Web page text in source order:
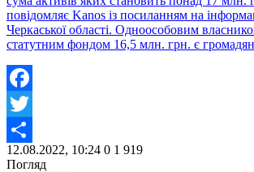
повідомляє Kanos із посиланням на
Черкаської області. Одноособовим
статутним фондом 16,5 млн. грн. є
Facebook
Twitter
Share
12.08.2022, 10:24 0 1 919
Погляд